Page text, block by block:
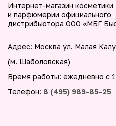
Интернет-магазин косметики
и парфюмерии официального
дистрибьютора ООО «МБГ
Адрес: Москва ул. Малая
(м. Шаболовская)
Время работы: ежедневно с
Телефон: 8 (495) 989-85-25